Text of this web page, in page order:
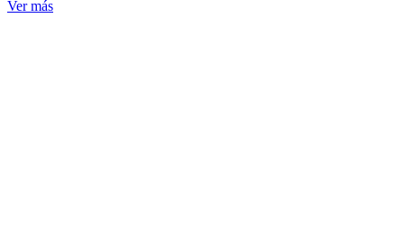
Ver más